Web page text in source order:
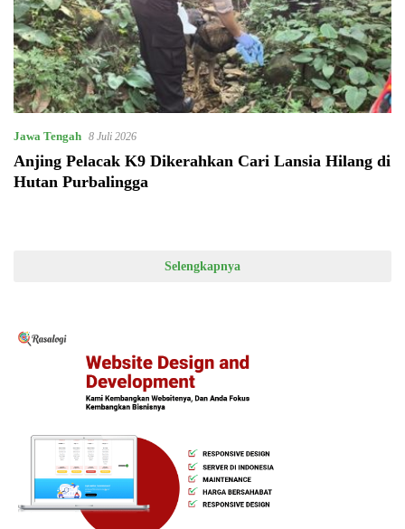
Jawa Tengah 8 Juli 2026
Anjing Pelacak K9 Dikerahkan Cari Lansia Hilang di
Hutan Purbalingga
Selengkapnya